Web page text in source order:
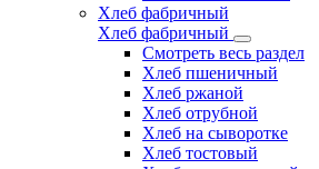
Хлеб фабричный
Хлеб фабричный
Смотреть весь раздел
Хлеб пшеничный
Хлеб ржаной
Хлеб отрубной
Хлеб на сыворотке
Хлеб тостовый